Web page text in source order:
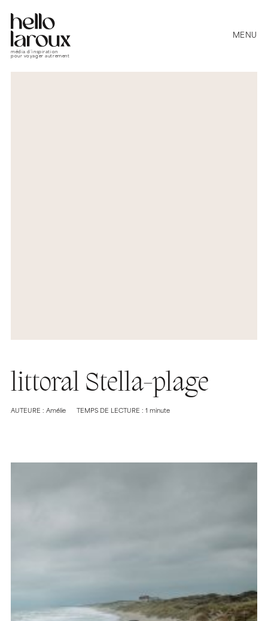
média d’inspiration
pour voyager autrement
MENU
littoral Stella-plage
AUTEURE : Amélie TEMPS DE LECTURE : 1 minute